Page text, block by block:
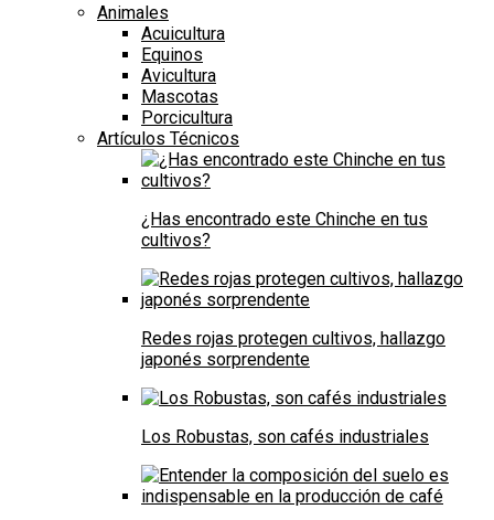
Animales
Acuicultura
Equinos
Avicultura
Mascotas
Porcicultura
Artículos Técnicos
¿Has encontrado este Chinche en tus
cultivos?
Redes rojas protegen cultivos, hallazgo
japonés sorprendente
Los Robustas, son cafés industriales